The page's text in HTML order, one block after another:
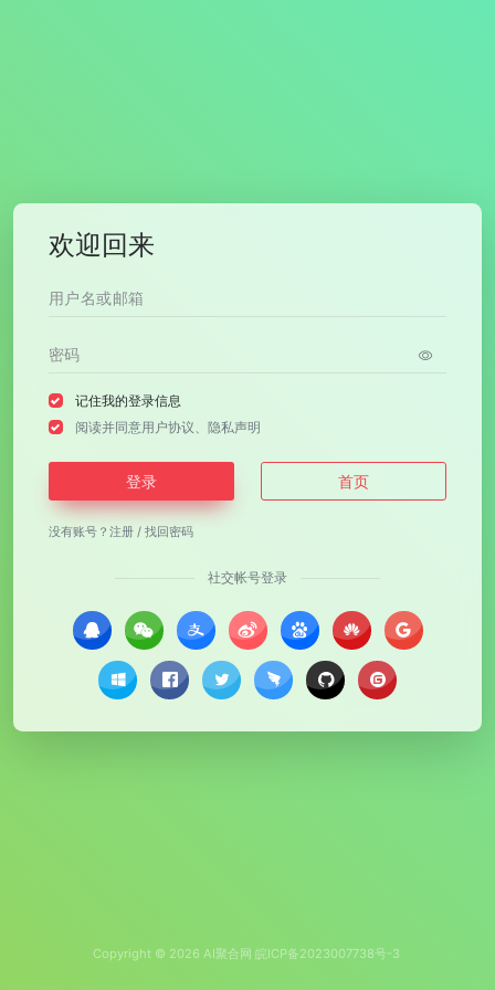
欢迎回来
记住我的登录信息
阅读并同意用户协议、 隐私声明
登录 首页
没有账号？ 注册 / 找回密码
社交帐号登录
Copyright © 2026 AI聚合网 皖ICP备2023007738号-3